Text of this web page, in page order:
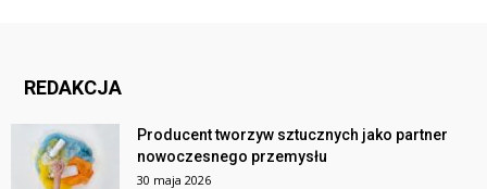
REDAKCJA
Producent tworzyw sztucznych jako partner
nowoczesnego przemysłu
30 maja 2026